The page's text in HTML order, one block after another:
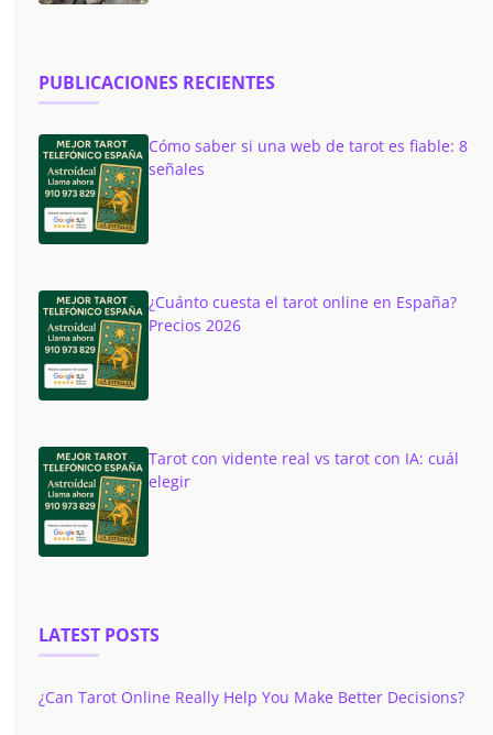
PUBLICACIONES RECIENTES
Cómo saber si una web de tarot es fiable: 8
señales
¿Cuánto cuesta el tarot online en España?
Precios 2026
Tarot con vidente real vs tarot con IA: cuál
elegir
LATEST POSTS
¿Can Tarot Online Really Help You Make Better Decisions?